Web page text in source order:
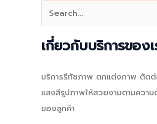
e
aเกี่ยวกับบริการของเ
บริการรีทัชภาพ ตกแต่งภาพ ตัด
แสงสีรูปภาพให้สวยงามตามความ
ของลูกค้า